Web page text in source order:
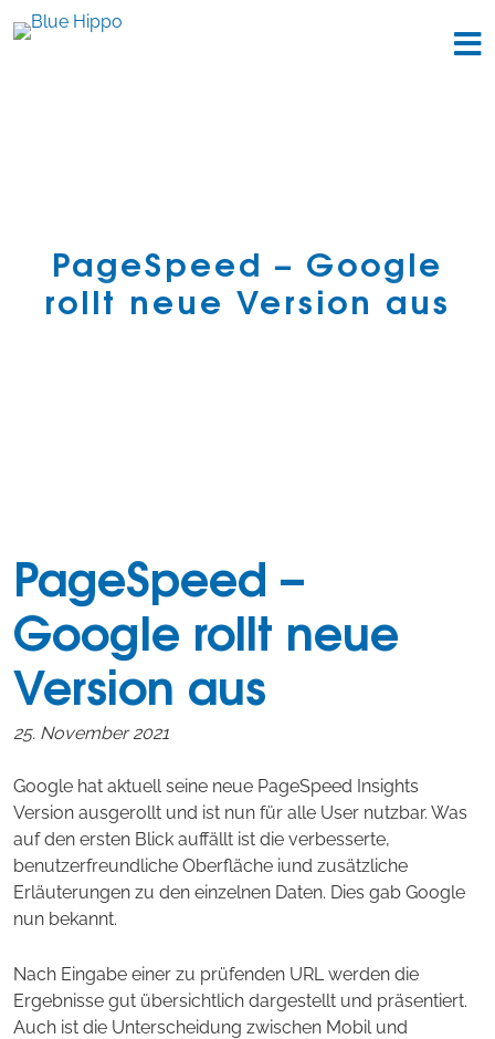
PageSpeed – Google
rollt neue Version aus
PageSpeed –
Google rollt neue
Version aus
25. November 2021
Google hat aktuell seine neue PageSpeed Insights
Version ausgerollt und ist nun für alle User nutzbar. Was
auf den ersten Blick auffällt ist die verbesserte,
benutzerfreundliche Oberfläche iund zusätzliche
Erläuterungen zu den einzelnen Daten. Dies gab Google
nun bekannt.
Nach Eingabe einer zu prüfenden URL werden die
Ergebnisse gut übersichtlich dargestellt und präsentiert.
Auch ist die Unterscheidung zwischen Mobil und